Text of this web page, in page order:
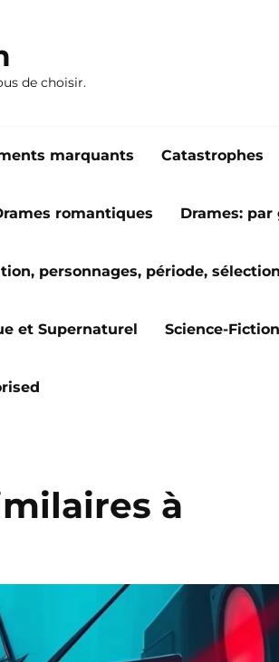
de choisir.
marquants Catastrophes
romantiques Drames:
personnages, période,
et Supernaturel Science-Fiction
à